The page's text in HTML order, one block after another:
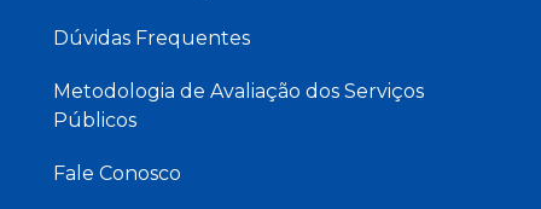
Dúvidas Frequentes
Metodologia de Avaliação dos Serviços
Públicos
Fale Conosco